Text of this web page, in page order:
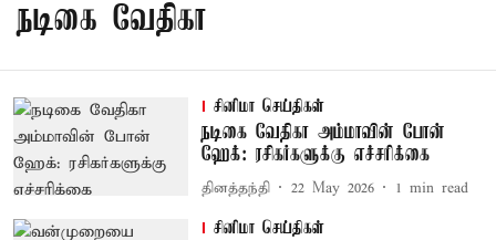
நடிகை வேதிகா
சினிமா செய்திகள்
நடிகை வேதிகா அம்மாவின் போன்
ஹேக்: ரசிகர்களுக்கு எச்சரிக்கை
தினத்தந்தி 22 May 2026 1 min read
சினிமா செய்திகள்